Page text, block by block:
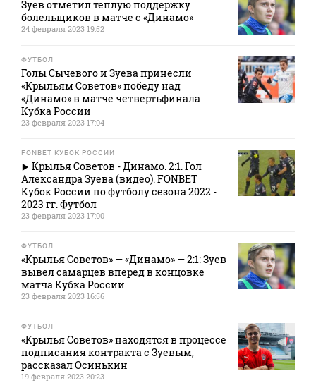
Зуев отметил теплую поддержку
болельщиков в матче с «Динамо»
24 февраля 2023 19:52
ФУТБОЛ
Голы Сычевого и Зуева принесли
«Крыльям Советов» победу над
«Динамо» в матче четвертьфинала
Кубка России
23 февраля 2023 17:04
FONBET КУБОК РОССИИ
Крылья Советов - Динамо. 2:1. Гол
Александра Зуева (видео). FONBET
Кубок России по футболу сезона 2022 -
2023 гг. Футбол
23 февраля 2023 17:00
ФУТБОЛ
«Крылья Советов» — «Динамо» — 2:1: Зуев
вывел самарцев вперед в концовке
матча Кубка России
23 февраля 2023 16:56
ФУТБОЛ
«Крылья Советов» находятся в процессе
подписания контракта с Зуевым,
рассказал Осинькин
19 февраля 2023 20:23